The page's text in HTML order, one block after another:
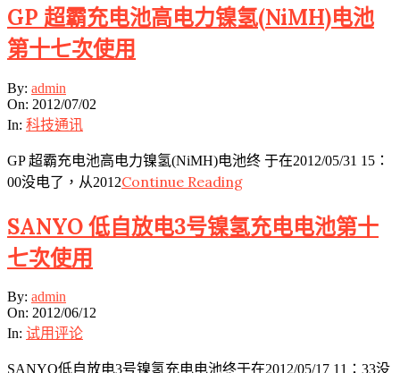
GP 超霸充电池高电力镍氢(NiMH)电池
第十七次使用
2012-
07-
02
By: admin
On: 2012/07/02
In: 科技通讯
GP 超霸充电池高电力镍氢(NiMH)电池终 于在2012/05/31 15：
00没电了，从2012Continue Reading
SANYO 低自放电3号镍氢充电电池第十
七次使用
2012-
06-
12
By: admin
On: 2012/06/12
In: 试用评论
SANYO低自放电3号镍氢充电电池终于在2012/05/17 11：33没